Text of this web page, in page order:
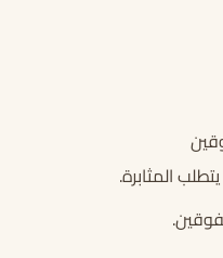
المثابرة.